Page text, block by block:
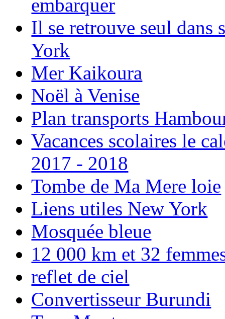
embarquer
Il se retrouve seul dans
York
Mer Kaikoura
Noël à Venise
Plan transports
Vacances scolaires le
2017 - 2018
Tombe de Ma Mere loie
Liens utiles New York
Mosquée bleue
12 000 km et 32
reflet de ciel
Convertisseur Burundi